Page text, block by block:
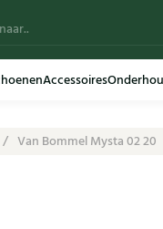
Accessoires
Van Bommel Mysta 02 20